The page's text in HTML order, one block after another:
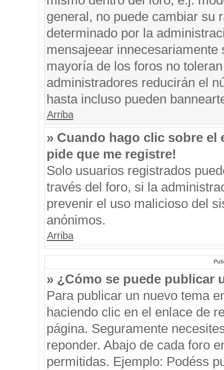
general, no puede cambiar su
determinado por la
mensajeear
mayoría de los foros no
administradores reducirán el
hasta incluso pueden
Arriba
» Cuando hago clic sobre el
pide que me registre!
Solo usuarios registrados
través del foro, si la
prevenir el uso malicioso del
anónimos.
Arriba
» ¿Cómo se puede publicar
Para publicar un nuevo tema
haciendo clic en el enlace de
página. Seguramente
reponder. Abajo de cada foro
permitidas. Ejemplo: Podéss